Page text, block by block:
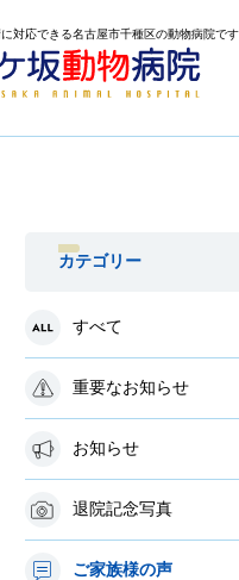
対応できる名古屋市千種区の動物病院です
カテゴリー
すべて
重要なお知らせ
お知らせ
退院記念写真
ご家族様の声